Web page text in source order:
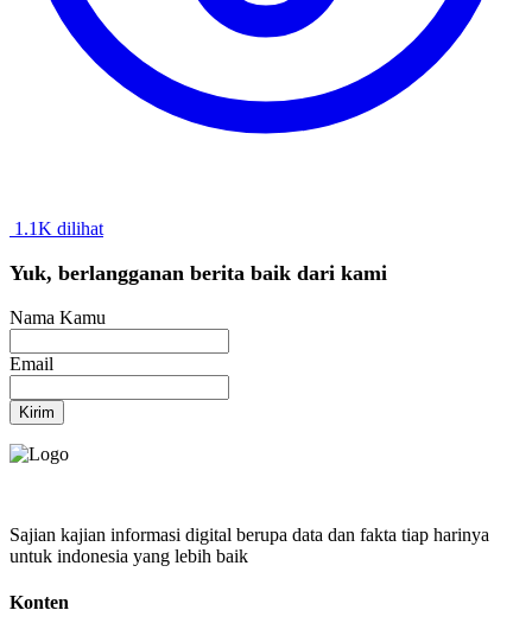
1.1K dilihat
Yuk, berlangganan berita baik dari kami
Nama Kamu
Email
Kirim
Sajian kajian informasi digital berupa data dan fakta tiap harinya
untuk indonesia yang lebih baik
Konten